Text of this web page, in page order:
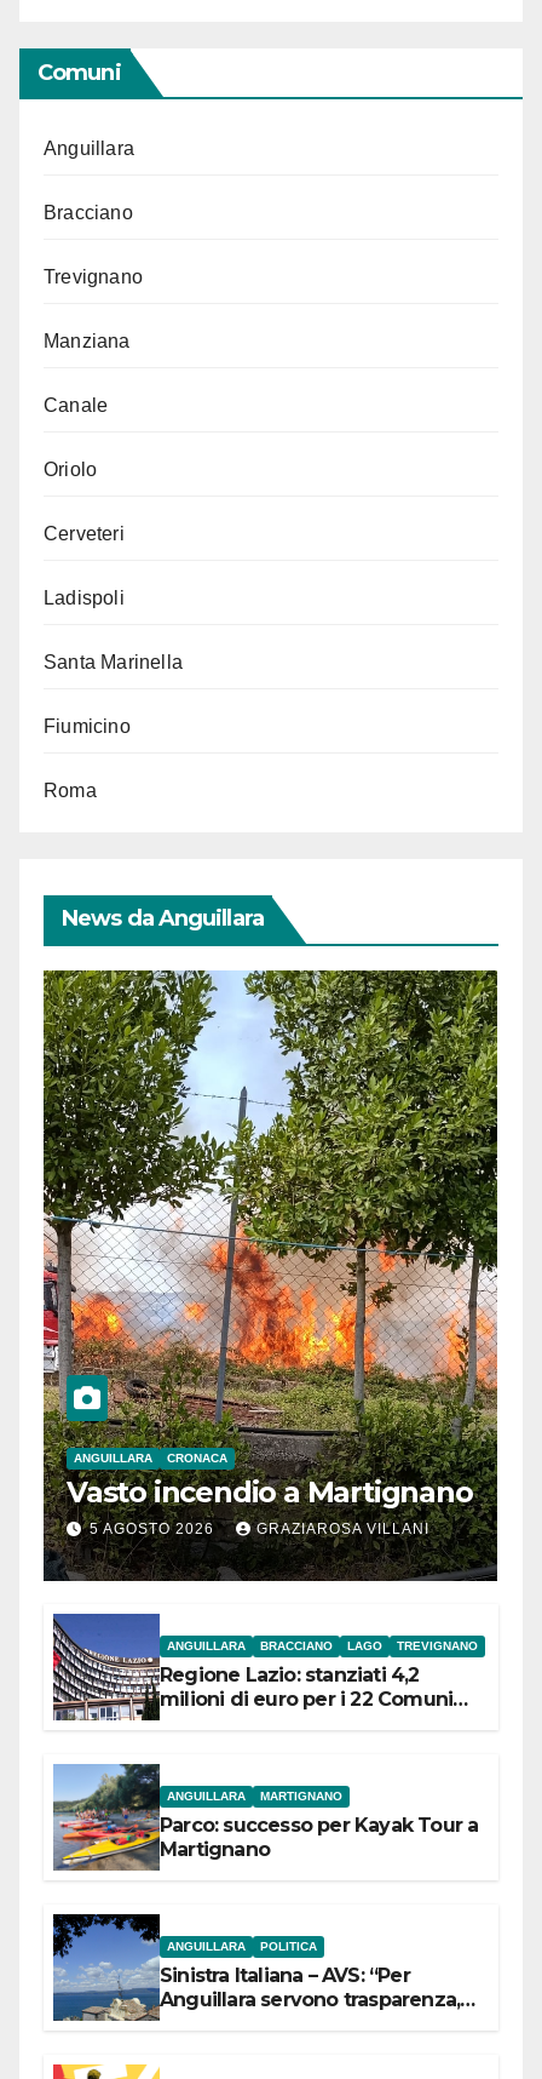
Comuni
Anguillara
Bracciano
Trevignano
Manziana
Canale
Oriolo
Cerveteri
Ladispoli
Santa Marinella
Fiumicino
Roma
News da Anguillara
ANGUILLARA CRONACA
Vasto incendio a Martignano
5 AGOSTO 2026 GRAZIAROSA VILLANI
ANGUILLARA BRACCIANO LAGO TREVIGNANO
Regione Lazio: stanziati 4,2
milioni di euro per i 22 Comuni
ANGUILLARA MARTIGNANO
Parco: successo per Kayak Tour a
Martignano
ANGUILLARA POLITICA
Sinistra Italiana – AVS: “Per
Anguillara servono trasparenza,